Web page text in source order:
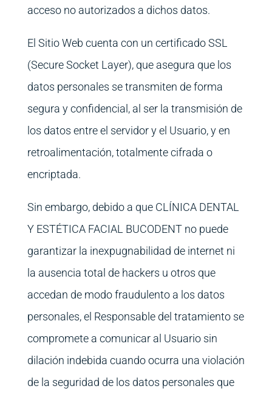
acceso no autorizados a dichos datos.
El Sitio Web cuenta con un certificado SSL
(Secure Socket Layer), que asegura que los
datos personales se transmiten de forma
segura y confidencial, al ser la transmisión de
los datos entre el servidor y el Usuario, y en
retroalimentación, totalmente cifrada o
encriptada.
Sin embargo, debido a que CLÍNICA DENTAL
Y ESTÉTICA FACIAL BUCODENT no puede
garantizar la inexpugnabilidad de internet ni
la ausencia total de hackers u otros que
accedan de modo fraudulento a los datos
personales, el Responsable del tratamiento se
compromete a comunicar al Usuario sin
dilación indebida cuando ocurra una violación
de la seguridad de los datos personales que